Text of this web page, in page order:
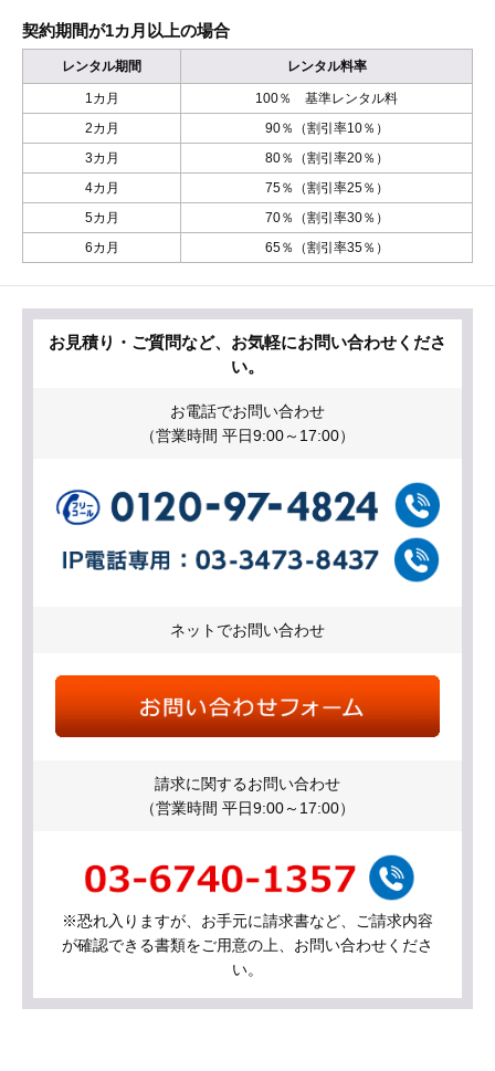
契約期間が1カ月以上の場合
レンタル期間 レンタル料率
1カ月
100％ 基準レンタル料
2カ月
90％（割引率10％）
3カ月
80％（割引率20％）
4カ月
75％（割引率25％）
5カ月
70％（割引率30％）
6カ月
65％（割引率35％）
お見積り・ご質問など、お気軽にお問い合わせくださ
い。
お電話でお問い合わせ
（営業時間 平日9:00～17:00）
ネットでお問い合わせ
請求に関するお問い合わせ
（営業時間 平日9:00～17:00）
※恐れ入りますが、お手元に請求書など、ご請求内容
が確認できる書類をご用意の上、お問い合わせくださ
い。